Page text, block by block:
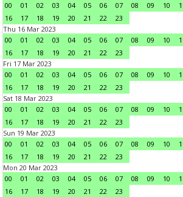
00
01 02 03 04 05 06 07 08 09 10
16
17 18 19 20 21 22
23
Thu 16 Mar 2023
00
01 02 03 04 05 06 07 08 09 10
16
17 18 19 20 21 22
23
Fri 17 Mar 2023
00
01 02 03 04 05 06 07 08 09 10
16
17 18 19 20 21 22
23
Sat 18 Mar 2023
00
01 02 03 04 05 06 07 08 09 10
16
17 18 19 20 21 22
23
Sun 19 Mar 2023
00
01 02 03 04 05 06 07 08 09 10
16
17 18 19 20 21 22
23
Mon 20 Mar 2023
00
01 02 03 04 05 06 07 08 09 10
16
17 18 19 20 21 22
23